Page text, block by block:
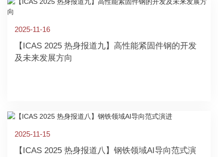
2025-11-16
【ICAS 2025 热身报道九】高性能紧固件钢的开发
及未来发展方向
2025-11-15
【ICAS 2025 热身报道八】钢铁领域AI导向范式演